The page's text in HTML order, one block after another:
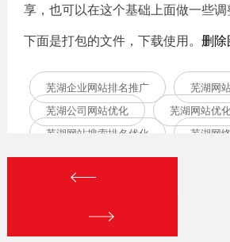
享，也可以在这个基础上面做一些调
下面是打包的文件，下载使用。删
芜湖企业网站排名推广
芜湖网
芜湖公司网站优化
芜湖网站优
芜湖网站搜索排名优化
芜湖网
芜湖h5网站建设